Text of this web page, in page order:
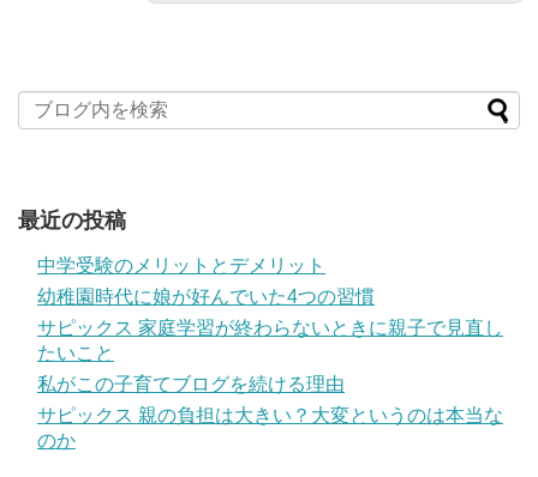
最近の投稿
中学受験のメリットとデメリット
幼稚園時代に娘が好んでいた4つの習慣
サピックス 家庭学習が終わらないときに親子で見直し
たいこと
私がこの子育てブログを続ける理由
サピックス 親の負担は大きい？大変というのは本当な
のか